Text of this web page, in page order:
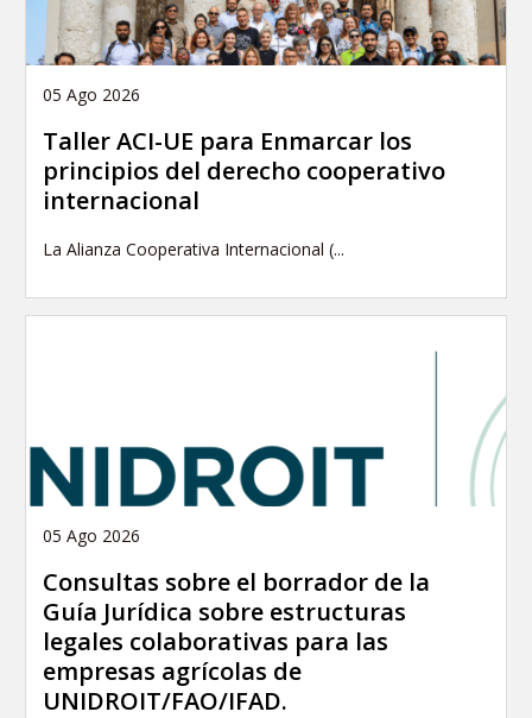
05 Ago 2026
Taller ACI-UE para Enmarcar los
principios del derecho cooperativo
internacional
La Alianza Cooperativa Internacional (...
05 Ago 2026
Consultas sobre el borrador de la
Guía Jurídica sobre estructuras
legales colaborativas para las
empresas agrícolas de
UNIDROIT/FAO/IFAD.